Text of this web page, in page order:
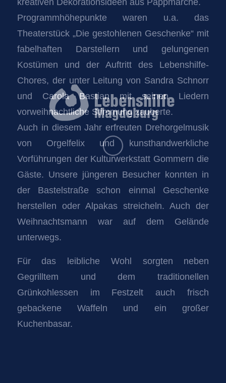
Programmhöhepunkte waren u.a. das
Theaterstück „Die gestohlenen Geschenke“ mit
fabelhaften Darstellern und gelungenen
Kostümen und der Auftritt des Lebenshilfe-
Chores, der unter Leitung von Sandra Schnorr
und Carola Bastian mit seinen Liedern
vorweihnachtliche Stimmung zauberte.
Auch in diesem Jahr erfreuten Drehorgelmusik
von Orgelfelix und kunsthandwerkliche
Vorführungen der Kulturwerkstatt Gommern die
Gäste. Unsere jüngeren Besucher konnten in
der Bastelstraße schon einmal Geschenke
herstellen oder Alpakas streicheln. Auch der
Weihnachtsmann war auf dem Gelände
unterwegs.
Für das leibliche Wohl sorgten neben
Gegrilltem und dem traditionellen
Grünkohlessen im Festzelt auch frisch
gebackene Waffeln und ein großer
Kuchenbasar.